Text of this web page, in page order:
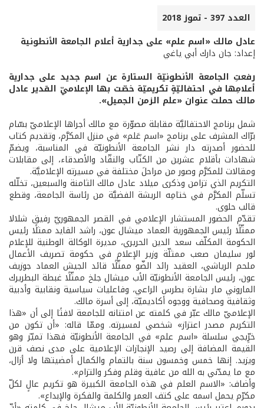
العدد 397 - تموز 2018
عادل مالك «اسم علم» على جدارية أعلام الجامعة الأنطونية
إعداد: جان دارك أبي ياغي
رفعتِ الجامعة الأنطونيّة الستارة عن اسم جديد على جدارية
أعلامِها في احتفاليّةٍ تكريميّة خصّت بها الإعلاميّ القدير عادل
مالك حملت عنوان «علم الزمن الجميل».
شمل برنامج الاحتفاليَّة مقابلة مصوّرة مع مالك أجراها الإعلاميّ بسّام
برّاك المشرف على برنامج «اسم عَلم» في منزل المكرَّم، وتقديم كتاب
للحضور أصدرته دار نشر الجامعة الأنطونيّة في المناسبة، ويضمّ
شهادات بأقلام عشرين من الكتّاب والنقّاد والأصدقاء، إلى مقابلات
ومقالات للمكرَّم وصور من مراحلَ مختلفة في مسيرته الإعلاميَّة.
التكريم الذي تزامن وذكرى ميلاد عادل مالك الثامنة والسبعين، تخلّله
تسلّم المكرَّم في ختامِه الريشة الفضيَّة من رئاسة الجامعة، وقطع
قالب حلوى.
تقدّم الحضور المستشار الإعلامي في القصر الجمهوريّ رفيق شلالا
ممثّلًا رئيس الجمهورية العماد ميشال عون، راشد الفايد ممثلًا رئيس
الحكومة المكلّف سعد الدين الحريري، مديرة الوكالة الوطنية للإعلام
لور سليمان صعب ممثلّة وزير الإعلام في حكومة تصريف الأعمال
ملحم الرياشي، العقيد رائد الضّو ممثّلًا قائد الجيش العماد جوزيف
عون، رئيس الجامعة الأنطونيّة الأب ميشال جلخ ممثّلًا غبطة البطريرك
الماروني مار بشارة بطرس الراعي، وفاعليات سياسية ونقابية وأدبية
وثقافية وصحافية ووجوه أكاديميّة، إلى أسرة مالك.
الإعلاميّ مالك عبّر في كلمته عن امتنانه للجامعة لافتًا إلى أن «هذا
التكريم مصدر اعتزاز» شخصي لمسيرته. وممّا قاله: «أن تكون من
خرِّيجي سلسلة «اسم علم» في الجامعة الأنطونيّة فهذا تميّز وهو
القيمة المضافة إلى رصيد الإنجازات الإعلامية على مدى نصف قرن
ويزيد. إنها خمس وخمسون سنة بالتمام والكمال أمضيتها ولا أزال،
مع ما يمدّني به الله من عافية وقلم وفكر والتزام».
وأضاف: «الاسم العلم في هذه الجامعة الكبيرة هو تكريم عالٍ لكلّ
مكرّم يحمل اسمه على كتف العمر والكلمة والفكرة والإبداع».